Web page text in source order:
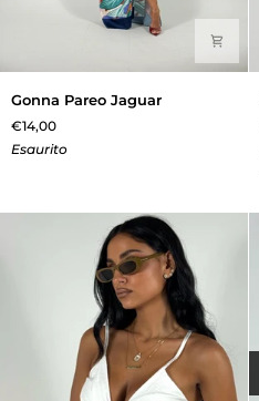
Pareo
Jaguar
Gonna Pareo Jaguar
€14,00
Esaurito